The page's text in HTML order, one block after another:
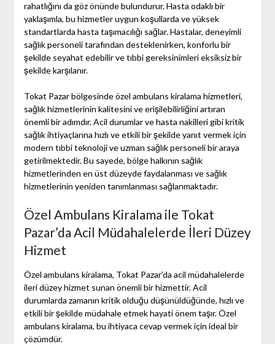
rahatlığını da göz önünde bulundurur. Hasta odaklı bir
yaklaşımla, bu hizmetler uygun koşullarda ve yüksek
standartlarda hasta taşımacılığı sağlar. Hastalar, deneyimli
sağlık personeli tarafından desteklenirken, konforlu bir
şekilde seyahat edebilir ve tıbbi gereksinimleri eksiksiz bir
şekilde karşılanır.
Tokat Pazar bölgesinde özel ambulans kiralama hizmetleri,
sağlık hizmetlerinin kalitesini ve erişilebilirliğini artıran
önemli bir adımdır. Acil durumlar ve hasta nakilleri gibi kritik
sağlık ihtiyaçlarına hızlı ve etkili bir şekilde yanıt vermek için
modern tıbbi teknoloji ve uzman sağlık personeli bir araya
getirilmektedir. Bu sayede, bölge halkının sağlık
hizmetlerinden en üst düzeyde faydalanması ve sağlık
hizmetlerinin yeniden tanımlanması sağlanmaktadır.
Özel Ambulans Kiralama ile Tokat
Pazar’da Acil Müdahalelerde İleri Düzey
Hizmet
Özel ambulans kiralama, Tokat Pazar'da acil müdahalelerde
ileri düzey hizmet sunan önemli bir hizmettir. Acil
durumlarda zamanın kritik olduğu düşünüldüğünde, hızlı ve
etkili bir şekilde müdahale etmek hayati önem taşır. Özel
ambulans kiralama, bu ihtiyaca cevap vermek için ideal bir
çözümdür.